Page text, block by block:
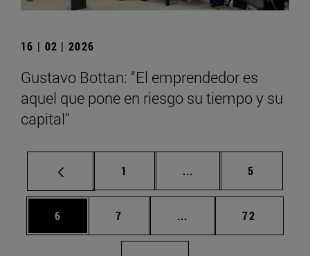
16 | 02 | 2026
Gustavo Bottan: “El emprendedor es
aquel que pone en riesgo su tiempo y su
capital”
Página
1 ... Páginas intermedias
Página
5
Página
6 Página
7 ... Páginas intermedias
Página
72